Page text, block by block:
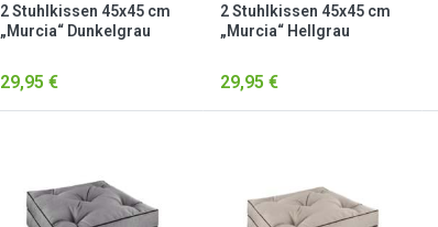
2 Stuhlkissen 45x45 cm
„Murcia“ Dunkelgrau
29,95 €
2 Stuhlkissen 45x45 cm
„Murcia“ Hellgrau
29,95 €